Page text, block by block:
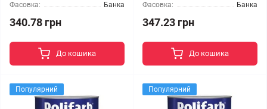
Фасовка:
Банка
340.78 грн
До кошика
Фасовка:
Банка
347.23 грн
До кошика
Популярний Популярний